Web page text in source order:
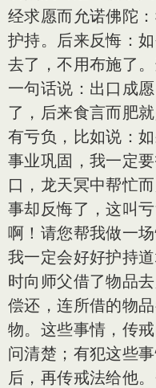
经求愿而允诺佛陀
护持。后来反悔：
去了，不用布施了
一句话说：出口成
了，后来食言而肥
有亏负，比如说：
事业巩固，我一定
口，龙天冥中帮忙
事却反悔了，这叫
啊！请您帮我做一
我一定会好好护持
时向师父借了物品
偿还，连所借的物
物。这些事情，传
问清楚；有犯这些
后，再传戒法给他